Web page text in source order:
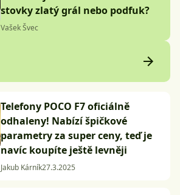
stovky zlatý grál nebo podfuk?
Vašek Švec
Telefony POCO F7 oficiálně
odhaleny! Nabízí špičkové
parametry za super ceny, teď je
navíc koupíte ještě levněji
Jakub Kárník27.3.2025